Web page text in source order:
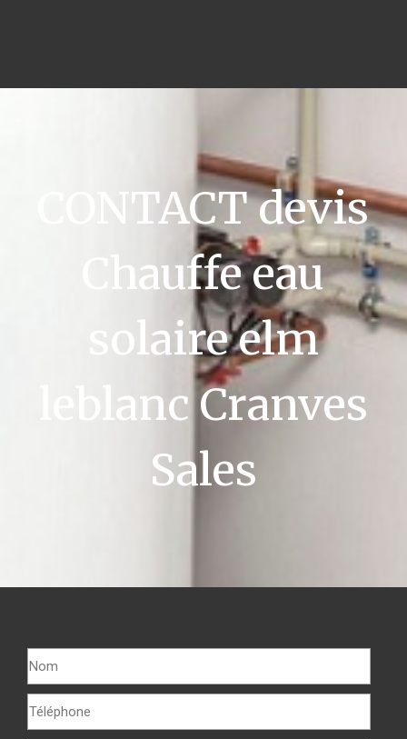
CONTACT devis
Chauffe eau
solaire elm
leblanc Cranves
Sales